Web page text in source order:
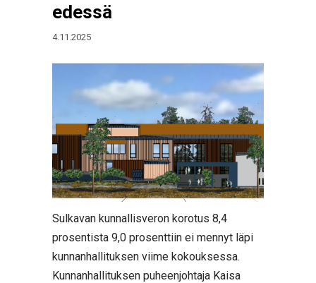
edessä
4.11.2025
Sulkavan kunnallisveron korotus 8,4
prosentista 9,0 prosenttiin ei mennyt läpi
kunnanhallituksen viime kokouksessa.
Kunnanhallituksen puheenjohtaja Kaisa